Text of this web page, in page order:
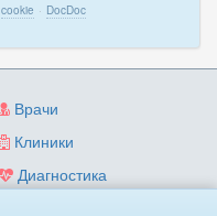
cookie · DocDoc
Врачи
Клиники
Диагностика